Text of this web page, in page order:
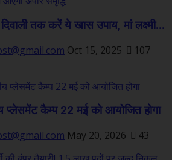
तक करें ये खास उपाय, मां लक्ष्मी...
Oct 15, 2025
107
प्लेसमेंट कैम्प 22 मई को आयोजित होगा
May 20, 2026 43